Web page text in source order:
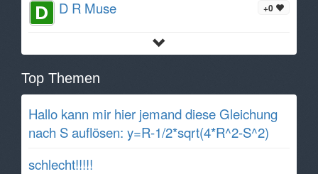
+0
D R Muse
Top Themen
Hallo kann mir hier jemand diese Gleichung
nach S auflösen: y=R-1/2*sqrt(4*R^2-S^2)
schlecht!!!!!